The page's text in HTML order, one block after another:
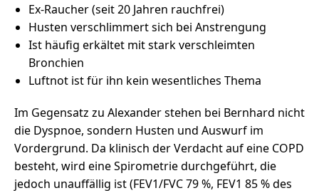
Ex-Raucher (seit 20 Jahren rauchfrei)
Husten verschlimmert sich bei Anstrengung
Ist häufig erkältet mit stark verschleimten
Bronchien
Luftnot ist für ihn kein wesentliches Thema
Im Gegensatz zu Alexander stehen bei Bernhard nicht
die Dyspnoe, sondern Husten und Auswurf im
Vordergrund. Da klinisch der Verdacht auf eine COPD
besteht, wird eine Spirometrie durchgeführt, die
jedoch unauffällig ist (FEV1/FVC 79 %, FEV1 85 % des